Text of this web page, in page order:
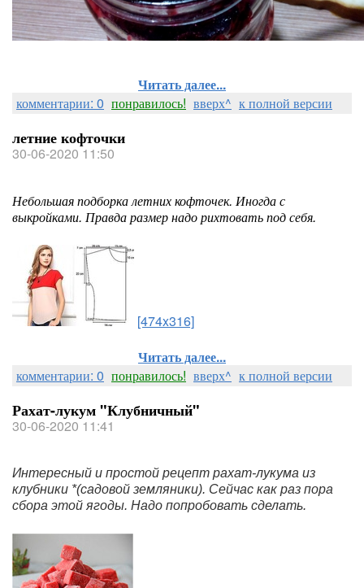
Читать далее...
комментарии: 0 понравилось! вверх^ к полной версии
летние кофточки
30-06-2020 11:50
Небольшая подборка летних кофточек. Иногда с
выкройками. Правда размер надо рихтовать под себя.
[474x316]
Читать далее...
комментарии: 0 понравилось! вверх^ к полной версии
Рахат-лукум "Клубничный"
30-06-2020 11:41
Интересный и простой рецепт рахат-лукума из
клубники *(садовой земляники). Сейчас как раз пора
сбора этой ягоды. Надо попробовать сделать.